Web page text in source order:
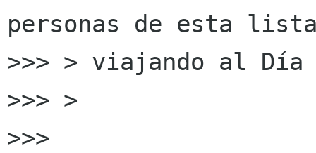
personas de esta
>>> > viajando al Día
>>> >
>>>